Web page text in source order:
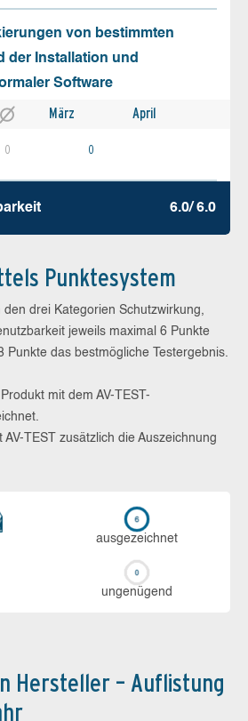
von bestimmten
der Installation und
Software
März April
0 0
6.0/ 6.0
Punktesystem
drei Kategorien Schutzwirkung,
jeweils maximal 6 Punkte
Punkte das bestmögliche Testergebnis.
mit dem AV-TEST-
TEST zusätzlich die Auszeichnung
aus­ge­zeich­net
un­ge­nü­gend
Hersteller – Auflistung